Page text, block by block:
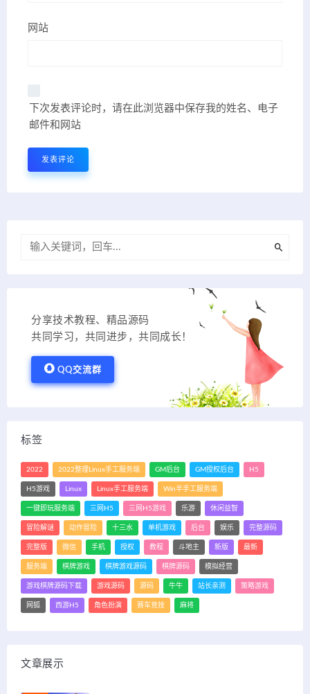
网站
下次发表评论时，请在此浏览器中保存我的姓名、电子
邮件和网站
分享技术教程、精品源码
共同学习，共同进步，共同成长！
QQ交流群
标签
2022 2022整理Linux手工服务端 GM后台 GM授权后台 H5
H5游戏 Linux Linux手工服务端 Win半手工服务端
一键即玩服务端 三网H5 三网H5游戏 乐游 休闲益智
冒险解谜 动作冒险 十三水 单机游戏 后台 娱乐 完整源码
完整版 微信 手机 授权 教程 斗地主 新版 最新
服务端 棋牌游戏 棋牌游戏源码 棋牌源码 模拟经营
游戏棋牌源码下载 游戏源码 源码 牛牛 站长亲测 策略游戏
网狐 西游H5 角色扮演 赛车竞技 麻将
文章展示